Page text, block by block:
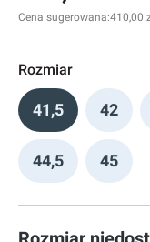
Cena sugerowana:410,00
Rozmiar
41,5 42
44,5 45